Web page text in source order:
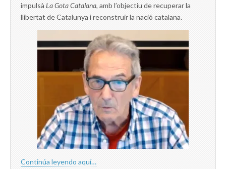
impulsà La Gota Catalana, amb l’objectiu de recuperar la
llibertat de Catalunya i reconstruir la nació catalana.
Continúa leyendo aquí…